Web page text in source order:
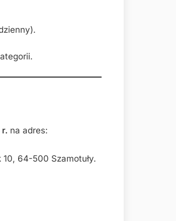
na adres:
10, 64-500 Szamotuły.